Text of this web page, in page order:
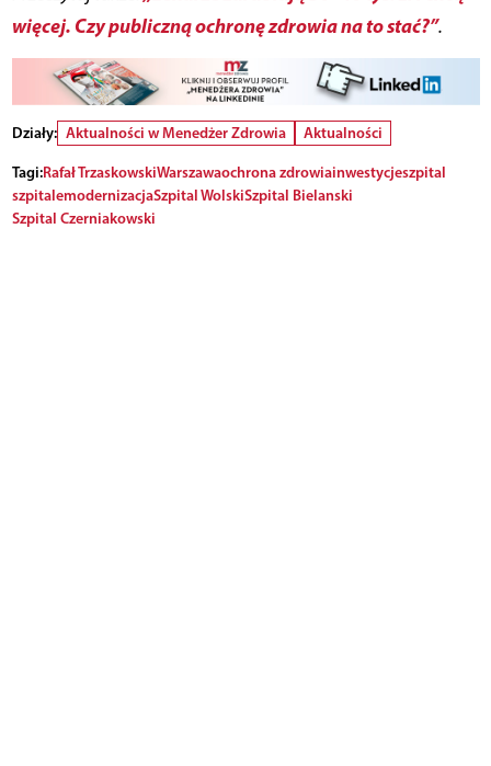
więcej. Czy publiczną ochronę zdrowia na to stać?”.
Działy: Aktualności w Menedżer Zdrowia
Aktualności
Tagi:Rafał TrzaskowskiWarszawaochrona zdrowiainwestycjeszpital
szpitalemodernizacjaSzpital WolskiSzpital Bielanski
Szpital Czerniakowski